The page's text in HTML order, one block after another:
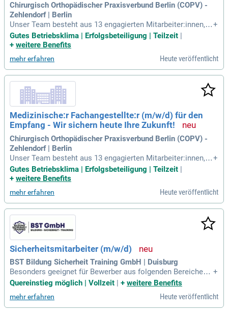
Chirurgisch Orthopädischer Praxisverbund Berlin (COPV) -
Zehlendorf | Berlin
Unser Team besteht aus 13 engagierten Mitarbeiter:innen, d
arunter Proktologieassistent:innen, MFAs, Telefonist:innen,
Praxismanager:innen und Tresenkräften, die gemeinsam an
+
Gutes Betriebsklima | Erfolgsbeteiligung | Teilzeit
+ weitere Benefits
mehr erfahren Heute veröffentlicht
Medizinische:r Fachangestellte:r (m/w/d) für den
Empfang - Wir sichern heute Ihre Zukunft!
Chirurgisch Orthopädischer Praxisverbund Berlin (COPV) -
Zehlendorf | Berlin
Unser Team besteht aus 13 engagierten Mitarbeiter:innen, d
arunter Proktologieassistent:innen, MFAs, Telefonist:innen,
Praxismanager:innen und Tresenkräften, die gemeinsam an
+
Gutes Betriebsklima | Erfolgsbeteiligung | Teilzeit |
+ weitere Benefits
mehr erfahren Heute veröffentlicht
Sicherheitsmitarbeiter (m/w/d)
BST Bildung Sicherheit Training GmbH | Duisburg
Besonders geeignet für Bewerber aus folgenden Bereichen:
Lagermitarbeiter, Produktionshelfer, Fahrer, Kurierdienst, Ga
stronomie, Kellner, Servicemitarbeiter, Einzelhandel, Verkäuf
er, Handwerker, Bauhelfer, Telefonisten, Reinigungskräfte, Fl
ughafenmitarbeiter
+
Quereinstieg möglich | Vollzeit | + weitere Benefits
mehr erfahren Heute veröffentlicht